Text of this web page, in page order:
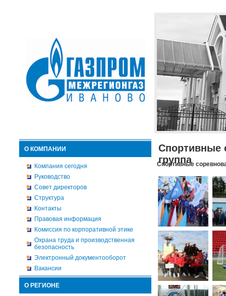
О КОМПАНИИ
Компания сегодня
Руководство
Совет директоров
Структура
Контакты
Правовая информация
Комиссия по корпоративной этике
Охрана труда и производственная
безопасность
Электронный документооборот
Вакансии
О РЕГИОНЕ
Спортивные
группа
Спортивные